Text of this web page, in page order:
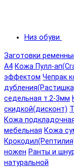
Низ обуви
Заготовки
А4 Кожа Пулл-
эффектом Чепрак
седельная т.2-3мм
скидкой(дисконт)
Кожа
мебельная Кожа
ножен Ранты и
натуральной